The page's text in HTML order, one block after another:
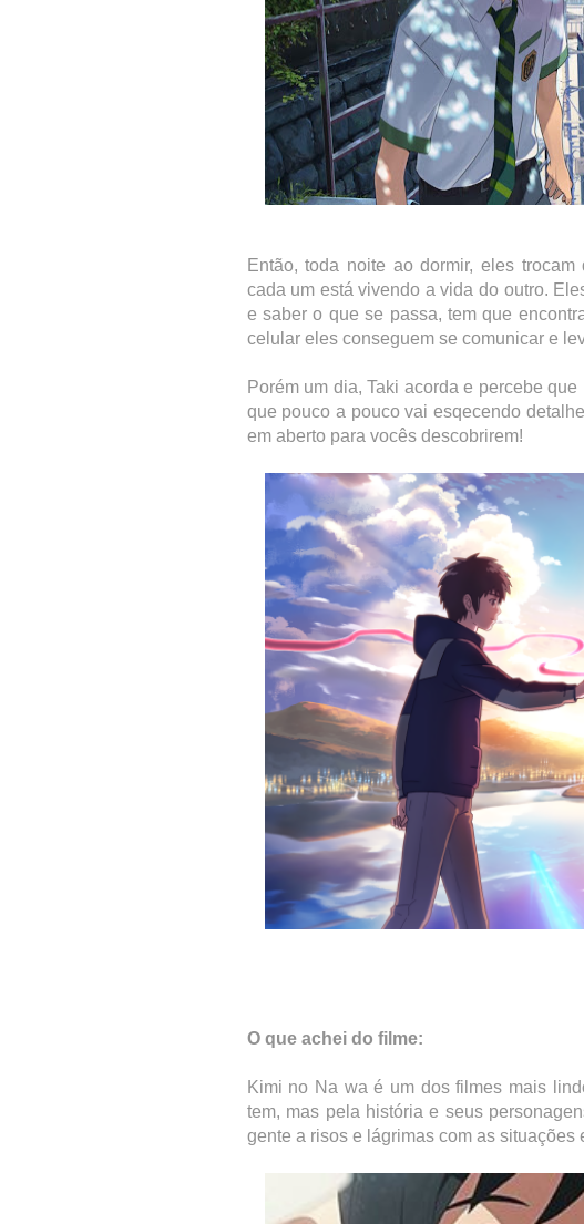
Então, toda noite ao dormir, eles
cada um está vivendo a vida do outro.
e saber o que se passa, tem que
celular eles conseguem se comunicar e
Porém um dia, Taki acorda e percebe
que pouco a pouco vai esqecendo
em aberto para vocês descobrirem!
O que achei do filme:
Kimi no Na wa é um dos filmes mais
tem, mas pela história e seus
gente a risos e lágrimas com as situações